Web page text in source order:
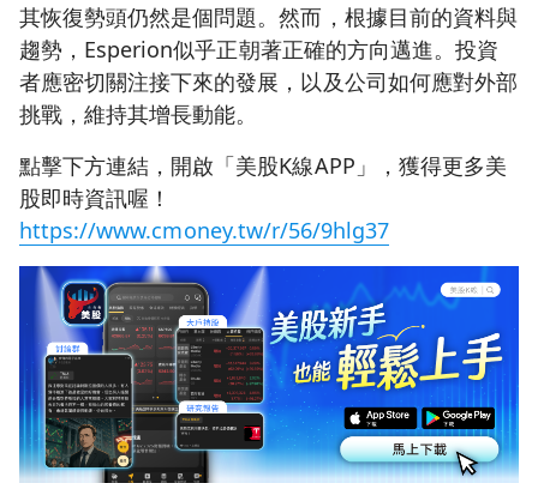
其恢復勢頭仍然是個問題。然而，根據目前的資料與
趨勢，Esperion似乎正朝著正確的方向邁進。投資
者應密切關注接下來的發展，以及公司如何應對外部
挑戰，維持其增長動能。
點擊下方連結，開啟「美股K線APP」，獲得更多美
股即時資訊喔！
https://www.cmoney.tw/r/56/9hlg37